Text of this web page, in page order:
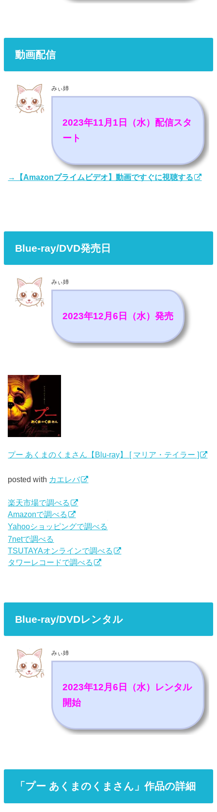
動画配信
みぃ姉
2023年11月1日（水）配信スタ
ート
→【Amazonプライムビデオ】動画ですぐに視聴する
Blue-ray/DVD発売日
みぃ姉
2023年12月6日（水）発売
プー あくまのくまさん【Blu-ray】 [ マリア・テイラー ]
posted with カエレバ
楽天市場で調べる
Amazonで調べる
Yahooショッピングで調べる
7netで調べる
TSUTAYAオンラインで調べる
タワーレコードで調べる
Blue-ray/DVDレンタル
みぃ姉
2023年12月6日（水）レンタル
開始
「プー あくまのくまさん」作品の詳細